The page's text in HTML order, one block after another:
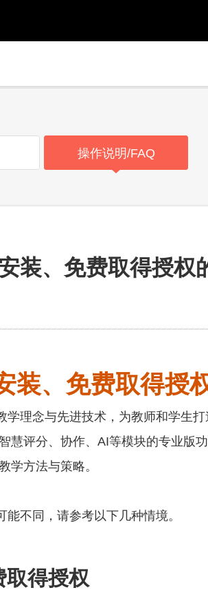
操作说明/FAQ
装、免费取得授权
装、免费取得授
理念与先进技术，为教师和学生
慧评分、协作、AI等模块的专业版
学方法与策略。
不同，请参考以下几种情境。
得授权